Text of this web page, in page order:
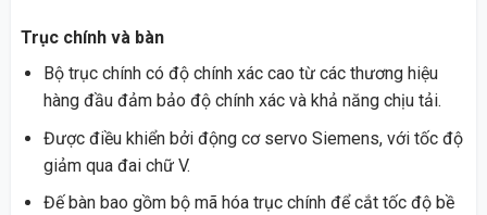
Trục chính và bàn
Bộ trục chính có độ chính xác cao từ các thương hiệu
hàng đầu đảm bảo độ chính xác và khả năng chịu tải.
Được điều khiển bởi động cơ servo Siemens, với tốc độ
giảm qua đai chữ V.
Đế bàn bao gồm bộ mã hóa trục chính để cắt tốc độ bề